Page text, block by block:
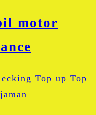
Top up Top